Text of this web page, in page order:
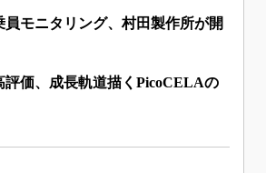
モニタリング、村田製作所が開
価、成長軌道描くPicoCELAの